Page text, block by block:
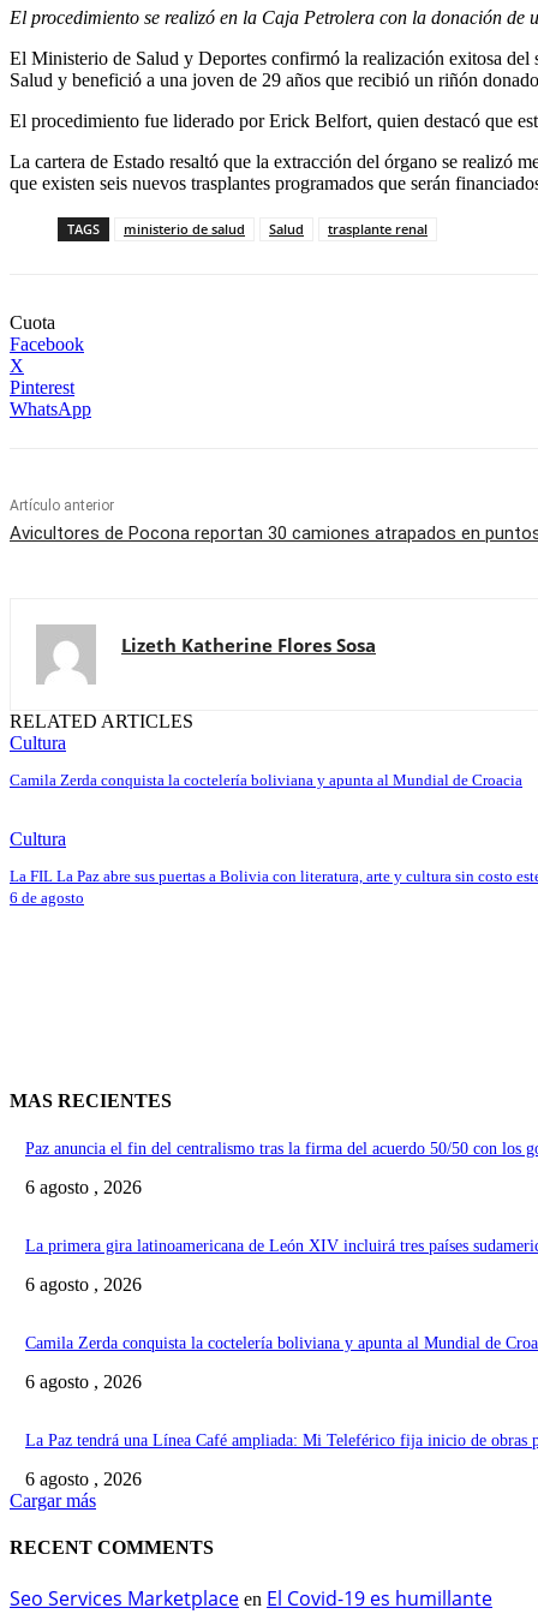
El procedimiento se realizó en la Caja Petrolera con la donación de
El Ministerio de Salud y Deportes confirmó la realización exitosa del
Salud y benefició a una joven de 29 años que recibió un riñón
El procedimiento fue liderado por Erick Belfort, quien destacó que
La cartera de Estado resaltó que la extracción del órgano se realizó
que existen seis nuevos trasplantes programados que serán
TAGS ministerio de salud Salud trasplante renal
Cuota
Facebook
X
Pinterest
WhatsApp
Artículo anterior
Avicultores de Pocona reportan 30 camiones atrapados en
Lizeth Katherine Flores Sosa
RELATED ARTICLES
Cultura
Camila Zerda conquista la coctelería boliviana y apunta al Mundial de Croacia
Cultura
La FIL La Paz abre sus puertas a Bolivia con literatura, arte y cultura sin costo
6 de agosto
MAS RECIENTES
Paz anuncia el fin del centralismo tras la firma del acuerdo 50/50 con los
6 agosto , 2026
La primera gira latinoamericana de León XIV incluirá tres países
6 agosto , 2026
Camila Zerda conquista la coctelería boliviana y apunta al Mundial de
6 agosto , 2026
La Paz tendrá una Línea Café ampliada: Mi Teleférico fija inicio de obras
6 agosto , 2026
Cargar más
RECENT COMMENTS
Seo Services Marketplace en El Covid-19 es humillante